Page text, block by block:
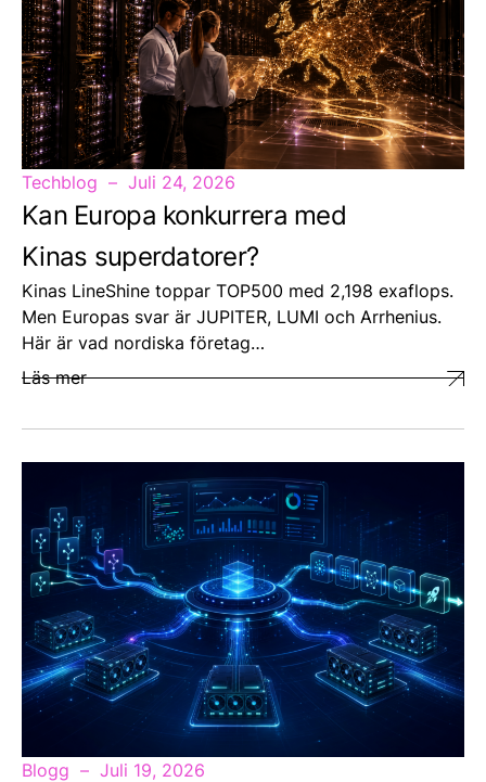
Techblog Juli 24, 2026
Kan Europa konkurrera med
Kinas superdatorer?
Kinas LineShine toppar TOP500 med 2,198 exaflops.
Men Europas svar är JUPITER, LUMI och Arrhenius.
Här är vad nordiska företag…
Läs mer
Blogg Juli 19, 2026